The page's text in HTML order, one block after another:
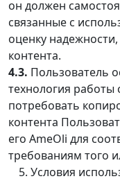
он должен
связанные с
оценку
контента.
4.3. Пользователь
технология
потребовать
контента
его AmeOli для
требованиям того
Условия